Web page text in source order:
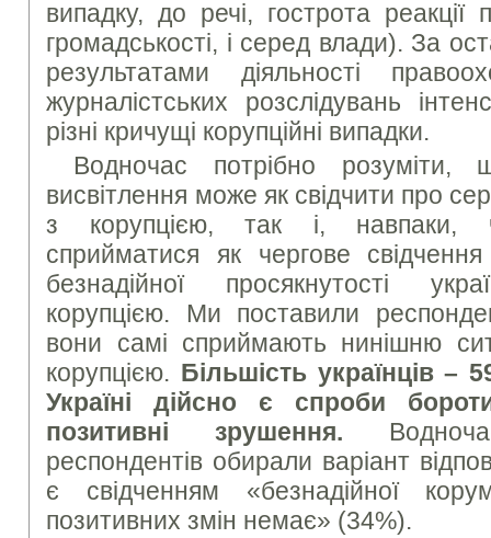
випадку, до речі, гострота реакції
громадськості, і серед влади). За
результатами діяльності
журналістських розслідувань
різні кричущі корупційні випадки.
Водночас потрібно розуміти,
висвітлення може як свідчити про
з корупцією, так і, навпаки,
сприйматися як чергове
безнадійної просякнутості
корупцією. Ми поставили
вони самі сприймають нинішню
корупцією. Більшість українців
Україні дійсно є спроби
позитивні зрушення.
респондентів обирали варіант
є свідченням «безнадійної
позитивних змін немає» (34%).